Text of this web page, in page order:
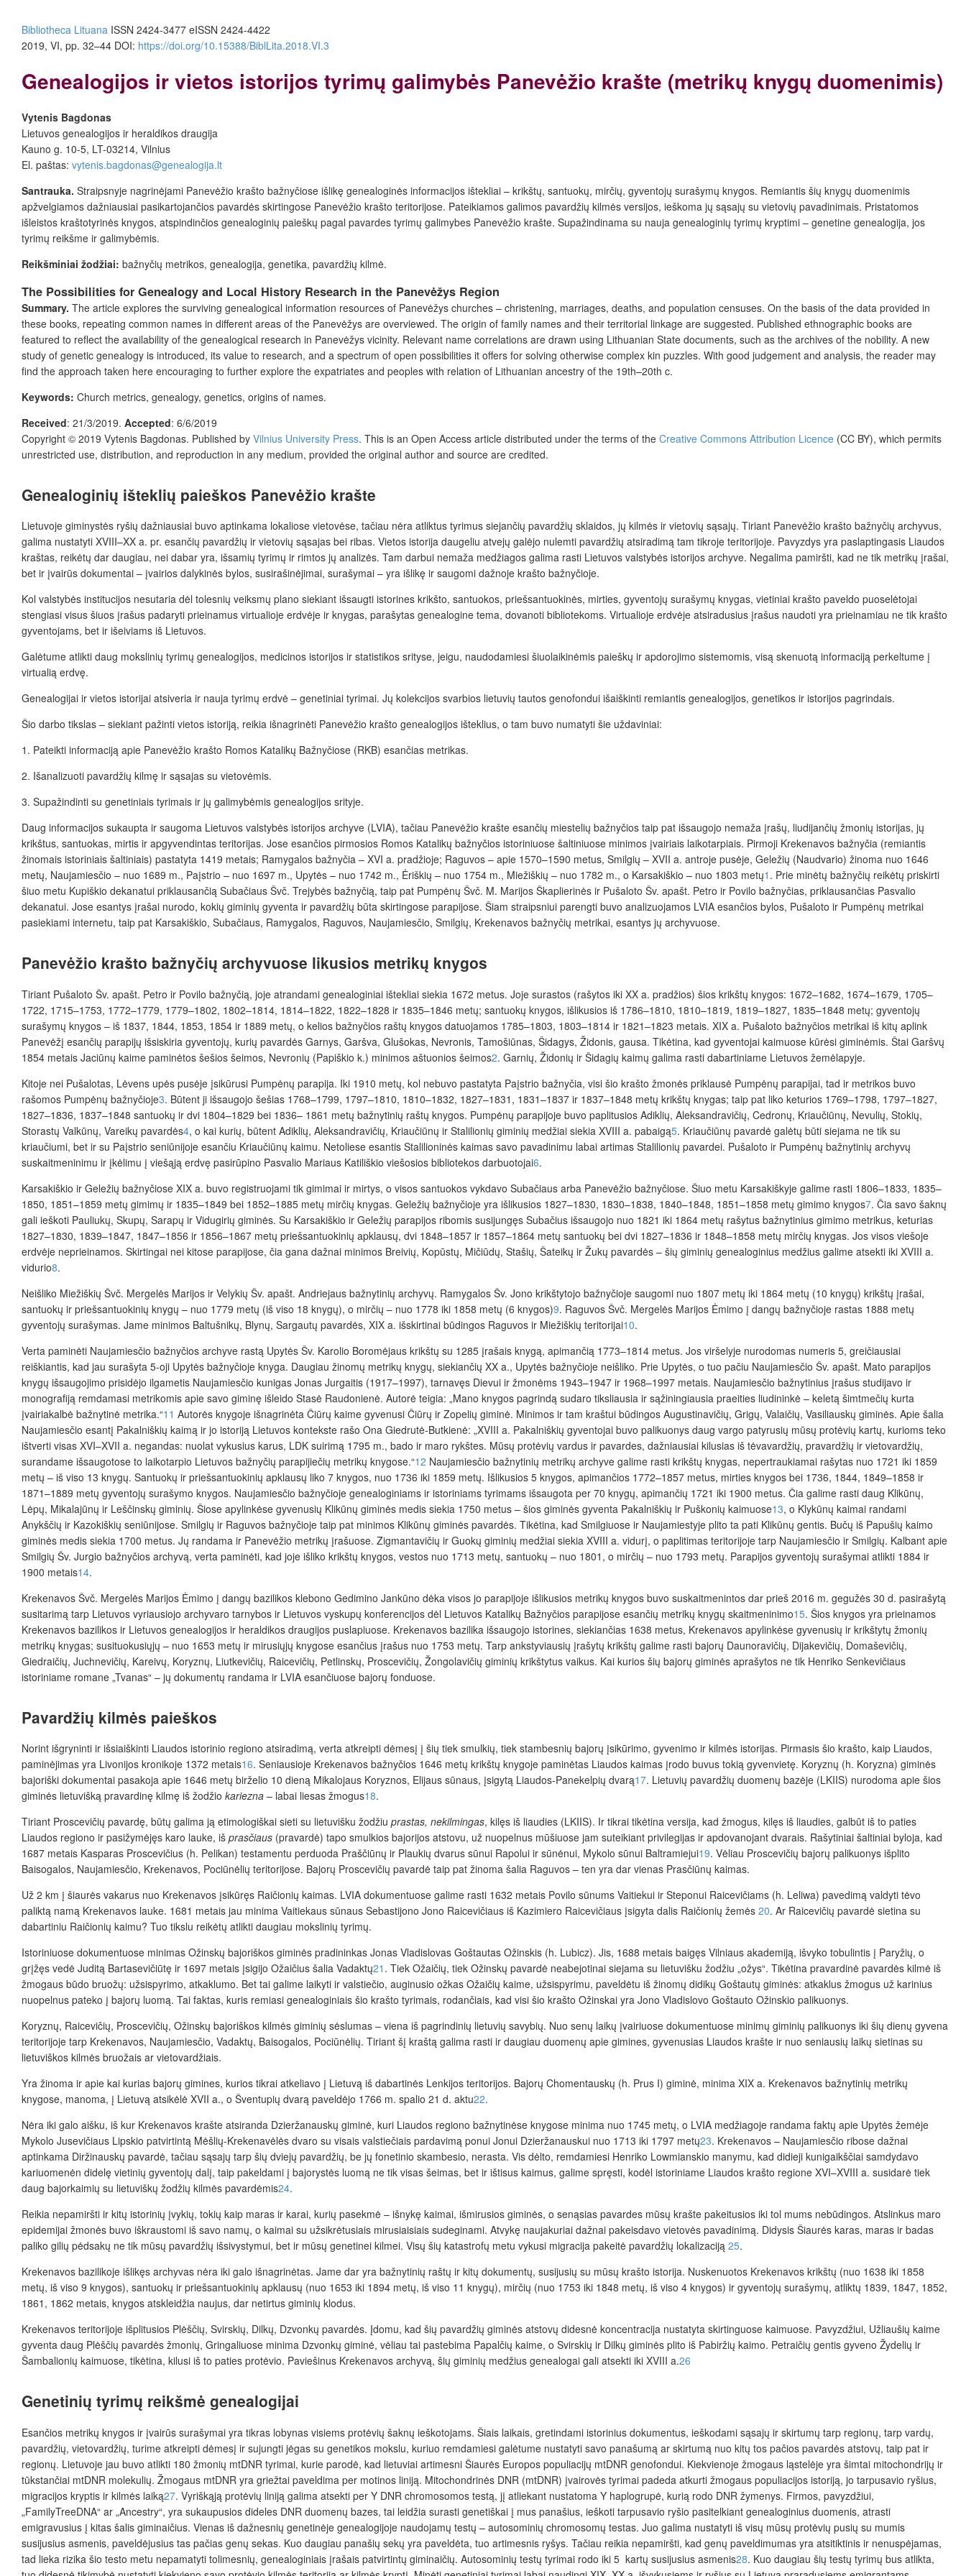
Bibliotheca Lituana ISSN 2424-3477 eISSN 2424-4422
2019, VI, pp. 32–44 DOI: https://doi.org/10.15388/BiblLita.2018.VI.3
Genealogijos ir vietos istorijos tyrimų galimybės Panevėžio krašte (metrikų knygų duomenimis)
Vytenis Bagdonas
Lietuvos genealogijos ir heraldikos draugija
Kauno g. 10-5, LT-03214, Vilnius
El. paštas: vytenis.bagdonas@genealogija.lt
Santrauka. Straipsnyje nagrinėjami Panevėžio krašto bažnyčiose išlikę genealoginės informacijos ištekliai – krikštų, santuokų, mirčių, gyventojų surašymų knygos. Remiantis šių knygų duomenimis
apžvelgiamos dažniausiai pasikartojančios pavardės skirtingose Panevėžio krašto teritorijose. Pateikiamos galimos pavardžių kilmės versijos, ieškoma jų sąsajų su vietovių pavadinimais. Pristatomos
išleistos kraštotyrinės knygos, atspindinčios genealoginių paieškų pagal pavardes tyrimų galimybes Panevėžio krašte. Supažindinama su nauja genealoginių tyrimų kryptimi – genetine genealogija, jos
tyrimų reikšme ir galimybėmis.
Reikšminiai žodžiai: bažnyčių metrikos, genealogija, genetika, pavardžių kilmė.
The Possibilities for Genealogy and Local History Research in the Panevėžys Region
Summary. The article explores the surviving genealogical information resources of Panevėžys churches – christening, marriages, deaths, and population censuses. On the basis of the data provided in
these books, repeating common names in different areas of the Panevėžys are overviewed. The origin of family names and their territorial linkage are suggested. Published ethnographic books are
featured to reflect the availability of the genealogical research in Panevėžys vicinity. Relevant name correlations are drawn using Lithuanian State documents, such as the archives of the nobility. A new
study of genetic genealogy is introduced, its value to research, and a spectrum of open possibilities it offers for solving otherwise complex kin puzzles. With good judgement and analysis, the reader may
find the approach taken here encouraging to further explore the expatriates and peoples with relation of Lithuanian ancestry of the 19th–20th c.
Keywords: Church metrics, genealogy, genetics, origins of names.
Received: 21/3/2019. Accepted: 6/6/2019
Copyright © 2019 Vytenis Bagdonas. Published by Vilnius University Press. This is an Open Access article distributed under the terms of the Creative Commons Attribution Licence (CC BY), which permits
unrestricted use, distribution, and reproduction in any medium, provided the original author and source are credited.
Genealoginių išteklių paieškos Panevėžio krašte
Lietuvoje giminystės ryšių dažniausiai buvo aptinkama lokaliose vietovėse, tačiau nėra atliktus tyrimus siejančių pavardžių sklaidos, jų kilmės ir vietovių sąsajų. Tiriant Panevėžio krašto bažnyčių archyvus,
galima nustatyti XVIII–XX a. pr. esančių pavardžių ir vietovių sąsajas bei ribas. Vietos istorija daugeliu atvejų galėjo nulemti pavardžių atsiradimą tam tikroje teritorijoje. Pavyzdys yra paslaptingasis Liaudos
kraštas, reikėtų dar daugiau, nei dabar yra, išsamių tyrimų ir rimtos jų analizės. Tam darbui nemaža medžiagos galima rasti Lietuvos valstybės istorijos archyve. Negalima pamiršti, kad ne tik metrikų įrašai,
bet ir įvairūs dokumentai – įvairios dalykinės bylos, susirašinėjimai, surašymai – yra išlikę ir saugomi dažnoje krašto bažnyčioje.
Kol valstybės institucijos nesutaria dėl tolesnių veiksmų plano siekiant išsaugti istorines krikšto, santuokos, priešsantuokinės, mirties, gyventojų surašymų knygas, vietiniai krašto paveldo puoselėtojai
stengiasi visus šiuos įrašus padaryti prieinamus virtualioje erdvėje ir knygas, parašytas genealogine tema, dovanoti bibliotekoms. Virtualioje erdvėje atsiradusius įrašus naudoti yra prieinamiau ne tik krašto
gyventojams, bet ir išeiviams iš Lietuvos.
Galėtume atlikti daug mokslinių tyrimų genealogijos, medicinos istorijos ir statistikos srityse, jeigu, naudodamiesi šiuolaikinėmis paieškų ir apdorojimo sistemomis, visą skenuotą informaciją perkeltume į
virtualią erdvę.
Genealogijai ir vietos istorijai atsiveria ir nauja tyrimų erdvė – genetiniai tyrimai. Jų kolekcijos svarbios lietuvių tautos genofondui išaiškinti remiantis genealogijos, genetikos ir istorijos pagrindais.
Šio darbo tikslas – siekiant pažinti vietos istoriją, reikia išnagrinėti Panevėžio krašto genealogijos išteklius, o tam buvo numatyti šie uždaviniai:
1. Pateikti informaciją apie Panevėžio krašto Romos Katalikų Bažnyčiose (RKB) esančias metrikas.
2. Išanalizuoti pavardžių kilmę ir sąsajas su vietovėmis.
3. Supažindinti su genetiniais tyrimais ir jų galimybėmis genealogijos srityje.
Daug informacijos sukaupta ir saugoma Lietuvos valstybės istorijos archyve (LVIA), tačiau Panevėžio krašte esančių miestelių bažnyčios taip pat išsaugojo nemaža įrašų, liudijančių žmonių istorijas, jų
krikštus, santuokas, mirtis ir apgyvendintas teritorijas. Jose esančios pirmosios Romos Katalikų bažnyčios istoriniuose šaltiniuose minimos įvairiais laikotarpiais. Pirmoji Krekenavos bažnyčia (remiantis
žinomais istoriniais šaltiniais) pastatyta 1419 metais; Ramygalos bažnyčia – XVI a. pradžioje; Raguvos – apie 1570–1590 metus, Smilgių – XVII a. antroje pusėje, Geležių (Naudvario) žinoma nuo 1646
metų, Naujamiesčio – nuo 1689 m., Paįstrio – nuo 1697 m., Upytės – nuo 1742 m., Ėriškių – nuo 1754 m., Miežiškių – nuo 1782 m., o Karsakiškio – nuo 1803 metų1 . Prie minėtų bažnyčių reikėtų priskirti
šiuo metu Kupiškio dekanatui priklausančią Subačiaus Švč. Trejybės bažnyčią, taip pat Pumpėnų Švč. M. Marijos Škaplierinės ir Pušaloto Šv. apašt. Petro ir Povilo bažnyčias, priklausančias Pasvalio
dekanatui. Jose esantys įrašai nurodo, kokių giminių gyventa ir pavardžių būta skirtingose parapijose. Šiam straipsniui parengti buvo analizuojamos LVIA esančios bylos, Pušaloto ir Pumpėnų metrikai
pasiekiami internetu, taip pat Karsakiškio, Subačiaus, Ramygalos, Raguvos, Naujamiesčio, Smilgių, Krekenavos bažnyčių metrikai, esantys jų archyvuose.
Panevėžio krašto bažnyčių archyvuose likusios metrikų knygos
Tiriant Pušaloto Šv. apašt. Petro ir Povilo bažnyčią, joje atrandami genealoginiai ištekliai siekia 1672 metus. Joje surastos (rašytos iki XX a. pradžios) šios krikštų knygos: 1672–1682, 1674–1679, 1705–
1722, 1715–1753, 1772–1779, 1779–1802, 1802–1814, 1814–1822, 1822–1828 ir 1835–1846 metų; santuokų knygos, išlikusios iš 1786–1810, 1810–1819, 1819–1827, 1835–1848 metų; gyventojų
surašymų knygos – iš 1837, 1844, 1853, 1854 ir 1889 metų, o kelios bažnyčios raštų knygos datuojamos 1785–1803, 1803–1814 ir 1821–1823 metais. XIX a. Pušaloto bažnyčios metrikai iš kitų aplink
Panevėžį esančių parapijų išsiskiria gyventojų, kurių pavardės Garnys, Garšva, Glušokas, Nevronis, Tamošiūnas, Šidagys, Židonis, gausa. Tikėtina, kad gyventojai kaimuose kūrėsi giminėmis. Štai Garšvų
1854 metais Jaciūnų kaime paminėtos šešios šeimos, Nevronių (Papiškio k.) minimos aštuonios šeimos2. Garnių, Židonių ir Šidagių kaimų galima rasti dabartiniame Lietuvos žemėlapyje.
Kitoje nei Pušalotas, Lėvens upės pusėje įsikūrusi Pumpėnų parapija. Iki 1910 metų, kol nebuvo pastatyta Paįstrio bažnyčia, visi šio krašto žmonės priklausė Pumpėnų parapijai, tad ir metrikos buvo
rašomos Pumpėnų bažnyčioje3. Būtent ji išsaugojo šešias 1768–1799, 1797–1810, 1810–1832, 1827–1831, 1831–1837 ir 1837–1848 metų krikštų knygas; taip pat liko keturios 1769–1798, 1797–1827,
1827–1836, 1837–1848 santuokų ir dvi 1804–1829 bei 1836– 1861 metų bažnytinių raštų knygos. Pumpėnų parapijoje buvo paplitusios Adiklių, Aleksandravičių, Cedronų, Kriaučiūnų, Nevulių, Stokių,
Storastų Valkūnų, Vareikų pavardės4, o kai kurių, būtent Adiklių, Aleksandravičių, Kriaučiūnų ir Stalilionių giminių medžiai siekia XVIII a. pabaigą5. Kriaučiūnų pavardė galėtų būti siejama ne tik su
kriaučiumi, bet ir su Paįstrio seniūnijoje esančiu Kriaučiūnų kaimu. Netoliese esantis Stalilioninės kaimas savo pavadinimu labai artimas Stalilionių pavardei. Pušaloto ir Pumpėnų bažnytinių archyvų
suskaitmeninimu ir įkėlimu į viešąją erdvę pasirūpino Pasvalio Mariaus Katiliškio viešosios bibliotekos darbuotojai6.
Karsakiškio ir Geležių bažnyčiose XIX a. buvo registruojami tik gimimai ir mirtys, o visos santuokos vykdavo Subačiaus arba Panevėžio bažnyčiose. Šiuo metu Karsakiškyje galime rasti 1806–1833, 1835–
1850, 1851–1859 metų gimimų ir 1835–1849 bei 1852–1885 metų mirčių knygas. Geležių bažnyčioje yra išlikusios 1827–1830, 1830–1838, 1840–1848, 1851–1858 metų gimimo knygos7. Čia savo šaknų
gali ieškoti Pauliukų, Skupų, Sarapų ir Vidugirių giminės. Su Karsakiškio ir Geležių parapijos ribomis susijungęs Subačius išsaugojo nuo 1821 iki 1864 metų rašytus bažnytinius gimimo metrikus, keturias
1827–1830, 1839–1847, 1847–1856 ir 1856–1867 metų priešsantuokinių apklausų, dvi 1848–1857 ir 1857–1864 metų santuokų bei dvi 1827–1836 ir 1848–1858 metų mirčių knygas. Jos visos viešoje
erdvėje neprieinamos. Skirtingai nei kitose parapijose, čia gana dažnai minimos Breivių, Kopūstų, Mičiūdų, Stašių, Šateikų ir Žukų pavardės – šių giminių genealoginius medžius galime atsekti iki XVIII a.
vidurio8.
Neišliko Miežiškių Švč. Mergelės Marijos ir Velykių Šv. apašt. Andriejaus bažnytinių archyvų. Ramygalos Šv. Jono krikštytojo bažnyčioje saugomi nuo 1807 metų iki 1864 metų (10 knygų) krikštų įrašai,
santuokų ir priešsantuokinių knygų – nuo 1779 metų (iš viso 18 knygų), o mirčių – nuo 1778 iki 1858 metų (6 knygos)9. Raguvos Švč. Mergelės Marijos Ėmimo į dangų bažnyčioje rastas 1888 metų
gyventojų surašymas. Jame minimos Baltušnikų, Blynų, Sargautų pavardės, XIX a. išskirtinai būdingos Raguvos ir Miežiškių teritorijai10.
Verta paminėti Naujamiesčio bažnyčios archyve rastą Upytės Šv. Karolio Boromėjaus krikštų su 1285 įrašais knygą, apimančią 1773–1814 metus. Jos viršelyje nurodomas numeris 5, greičiausiai
reiškiantis, kad jau surašyta 5-oji Upytės bažnyčioje knyga. Daugiau žinomų metrikų knygų, siekiančių XX a., Upytės bažnyčioje neišliko. Prie Upytės, o tuo pačiu Naujamiesčio Šv. apašt. Mato parapijos
knygų išsaugojimo prisidėjo ilgametis Naujamiesčio kunigas Jonas Jurgaitis (1917–1997), tarnavęs Dievui ir žmonėms 1943–1947 ir 1968–1997 metais. Naujamiesčio bažnytinius įrašus studijavo ir
monografiją remdamasi metrikomis apie savo giminę išleido Stasė Raudonienė. Autorė teigia: „Mano knygos pagrindą sudaro tiksliausia ir sąžiningiausia praeities liudininkė – keletą šimtmečių kurta
įvairiakalbė bažnytinė metrika.“11 Autorės knygoje išnagrinėta Čiūrų kaime gyvenusi Čiūrų ir Zopelių giminė. Minimos ir tam kraštui būdingos Augustinavičių, Grigų, Valaičių, Vasiliauskų giminės. Apie šalia
Naujamiesčio esantį Pakalniškių kaimą ir jo istoriją Lietuvos kontekste rašo Ona Giedrutė-Butkienė: „XVIII a. Pakalniškių gyventojai buvo palikuonys daug vargo patyrusių mūsų protėvių kartų, kurioms teko
ištverti visas XVI–XVII a. negandas: nuolat vykusius karus, LDK suirimą 1795 m., bado ir maro rykštes. Mūsų protėvių vardus ir pavardes, dažniausiai kilusias iš tėvavardžių, pravardžių ir vietovardžių,
surandame išsaugotose to laikotarpio Lietuvos bažnyčių parapijiečių metrikų knygose.“12 Naujamiesčio bažnytinių metrikų archyve galime rasti krikštų knygas, nepertraukiamai rašytas nuo 1721 iki 1859
metų – iš viso 13 knygų. Santuokų ir priešsantuokinių apklausų liko 7 knygos, nuo 1736 iki 1859 metų. Išlikusios 5 knygos, apimančios 1772–1857 metus, mirties knygos bei 1736, 1844, 1849–1858 ir
1871–1889 metų gyventojų surašymo knygos. Naujamiesčio bažnyčioje genealoginiams ir istoriniams tyrimams išsaugota per 70 knygų, apimančių 1721 iki 1900 metus. Čia galime rasti daug Klikūnų,
Lėpų, Mikalajūnų ir Leščinskų giminių. Šiose apylinkėse gyvenusių Klikūnų giminės medis siekia 1750 metus – šios giminės gyventa Pakalniškių ir Puškonių kaimuose13, o Klykūnų kaimai randami
Anykščių ir Kazokiškių seniūnijose. Smilgių ir Raguvos bažnyčioje taip pat minimos Klikūnų giminės pavardės. Tikėtina, kad Smilgiuose ir Naujamiestyje plito ta pati Klikūnų gentis. Bučų iš Papušių kaimo
giminės medis siekia 1700 metus. Jų randama ir Panevėžio metrikų įrašuose. Zigmantavičių ir Guokų giminių medžiai siekia XVIII a. vidurį, o paplitimas teritorijoje tarp Naujamiesčio ir Smilgių. Kalbant apie
Smilgių Šv. Jurgio bažnyčios archyvą, verta paminėti, kad joje išliko krikštų knygos, vestos nuo 1713 metų, santuokų – nuo 1801, o mirčių – nuo 1793 metų. Parapijos gyventojų surašymai atlikti 1884 ir
1900 metais14.
Krekenavos Švč. Mergelės Marijos Ėmimo į dangų bazilikos klebono Gedimino Jankūno dėka visos jo parapijoje išlikusios metrikų knygos buvo suskaitmenintos dar prieš 2016 m. gegužės 30 d. pasirašytą
susitarimą tarp Lietuvos vyriausiojo archyvaro tarnybos ir Lietuvos vyskupų konferencijos dėl Lietuvos Katalikų Bažnyčios parapijose esančių metrikų knygų skaitmeninimo15. Šios knygos yra prieinamos
Krekenavos bazilikos ir Lietuvos genealogijos ir heraldikos draugijos puslapiuose. Krekenavos bazilika išsaugojo istorines, siekiančias 1638 metus, Krekenavos apylinkėse gyvenusių ir krikštytų žmonių
metrikų knygas; susituokusiųjų – nuo 1653 metų ir mirusiųjų knygose esančius įrašus nuo 1753 metų. Tarp ankstyviausių įrašytų krikštų galime rasti bajorų Daunoravičių, Dijakevičių, Domaševičių,
Giedraičių, Juchnevičių, Kareivų, Koryznų, Liutkevičių, Raicevičių, Petlinskų, Proscevičių, Žongolavičių giminių krikštytus vaikus. Kai kurios šių bajorų giminės aprašytos ne tik Henriko Senkevičiaus
istoriniame romane „Tvanas“ – jų dokumentų randama ir LVIA esančiuose bajorų fonduose.
Pavardžių kilmės paieškos
Norint išgryninti ir išsiaiškinti Liaudos istorinio regiono atsiradimą, verta atkreipti dėmesį į šių tiek smulkių, tiek stambesnių bajorų įsikūrimo, gyvenimo ir kilmės istorijas. Pirmasis šio krašto, kaip Liaudos,
paminėjimas yra Livonijos kronikoje 1372 metais16. Seniausioje Krekenavos bažnyčios 1646 metų krikštų knygoje paminėtas Liaudos kaimas įrodo buvus tokią gyvenvietę. Koryznų (h. Koryzna) giminės
bajoriški dokumentai pasakoja apie 1646 metų birželio 10 dieną Mikalojaus Koryznos, Elijaus sūnaus, įsigytą Liaudos-Panekelpių dvarą17. Lietuvių pavardžių duomenų bazėje (LKIIS) nurodoma apie šios
giminės lietuvišką pravardinę kilmę iš žodžio kariezna – labai liesas žmogus18.
Tiriant Proscevičių pavardę, būtų galima ją etimologiškai sieti su lietuvišku žodžiu prastas, nekilmingas, kilęs iš liaudies (LKIIS). Ir tikrai tikėtina versija, kad žmogus, kilęs iš liaudies, galbūt iš to paties
Liaudos regiono ir pasižymėjęs karo lauke, iš prasčiaus (pravardė) tapo smulkios bajorijos atstovu, už nuopelnus mūšiuose jam suteikiant privilegijas ir apdovanojant dvarais. Rašytiniai šaltiniai byloja, kad
1687 metais Kasparas Proscevičius (h. Pelikan) testamentu perduoda Praščiūnų ir Plaukių dvarus sūnui Rapolui ir sūnėnui, Mykolo sūnui Baltramiejui19. Vėliau Proscevičių bajorų palikuonys išplito
Baisogalos, Naujamiesčio, Krekenavos, Pociūnėlių teritorijose. Bajorų Proscevičių pavardė taip pat žinoma šalia Raguvos – ten yra dar vienas Prasčiūnų kaimas.
Už 2 km į šiaurės vakarus nuo Krekenavos įsikūręs Raičionių kaimas. LVIA dokumentuose galime rasti 1632 metais Povilo sūnums Vaitiekui ir Steponui Raicevičiams (h. Leliwa) pavedimą valdyti tėvo
paliktą namą Krekenavos lauke. 1681 metais jau minima Vaitiekaus sūnaus Sebastijono Jono Raicevičiaus iš Kazimiero Raicevičiaus įsigyta dalis Raičionių žemės 20. Ar Raicevičių pavardė sietina su
dabartiniu Raičionių kaimu? Tuo tikslu reikėtų atlikti daugiau mokslinių tyrimų.
Istoriniuose dokumentuose minimas Ožinskų bajoriškos giminės pradininkas Jonas Vladislovas Goštautas Ožinskis (h. Lubicz). Jis, 1688 metais baigęs Vilniaus akademiją, išvyko tobulintis į Paryžių, o
grįžęs vedė Juditą Bartasevičiūtę ir 1697 metais įsigijo Ožaičius šalia Vadaktų21 . Tiek Ožaičių, tiek Ožinskų pavardė neabejotinai siejama su lietuvišku žodžiu „ožys“. Tikėtina pravardinė pavardės kilmė iš
žmogaus būdo bruožų: užsispyrimo, atkaklumo. Bet tai galime laikyti ir valstiečio, auginusio ožkas Ožaičių kaime, užsispyrimu, paveldėtu iš žinomų didikų Goštautų giminės: atkaklus žmogus už karinius
nuopelnus pateko į bajorų luomą. Tai faktas, kuris remiasi genealoginiais šio krašto tyrimais, rodančiais, kad visi šio krašto Ožinskai yra Jono Vladislovo Goštauto Ožinskio palikuonys.
Koryznų, Raicevičių, Proscevičių, Ožinskų bajoriškos kilmės giminių sėslumas – viena iš pagrindinių lietuvių savybių. Nuo senų laikų įvairiuose dokumentuose minimų giminių palikuonys iki šių dienų gyvena
teritorijoje tarp Krekenavos, Naujamiesčio, Vadaktų, Baisogalos, Pociūnėlių. Tiriant šį kraštą galima rasti ir daugiau duomenų apie gimines, gyvenusias Liaudos krašte ir nuo seniausių laikų sietinas su
lietuviškos kilmės bruožais ar vietovardžiais.
Yra žinoma ir apie kai kurias bajorų gimines, kurios tikrai atkeliavo į Lietuvą iš dabartinės Lenkijos teritorijos. Bajorų Chomentauskų (h. Prus I) giminė, minima XIX a. Krekenavos bažnytinių metrikų
knygose, manoma, į Lietuvą atsikėlė XVII a., o Šventupių dvarą paveldėjo 1766 m. spalio 21 d. aktu22.
Nėra iki galo aišku, iš kur Krekenavos krašte atsiranda Dzieržanauskų giminė, kuri Liaudos regiono bažnytinėse knygose minima nuo 1745 metų, o LVIA medžiagoje randama faktų apie Upytės žemėje
Mykolo Jusevičiaus Lipskio patvirtintą Mėšlių-Krekenavėlės dvaro su visais valstiečiais pardavimą ponui Jonui Dzieržanauskui nuo 1713 iki 1797 metų23. Krekenavos – Naujamiesčio ribose dažnai
aptinkama Diržinauskų pavardė, tačiau sąsajų tarp šių dviejų pavardžių, be jų fonetinio skambesio, nerasta. Vis dėlto, remdamiesi Henriko Lowmianskio manymu, kad didieji kunigaikščiai samdydavo
kariuomenėn didelę vietinių gyventojų dalį, taip pakeldami į bajorystės luomą ne tik visas šeimas, bet ir ištisus kaimus, galime spręsti, kodėl istoriniame Liaudos krašto regione XVI–XVIII a. susidarė tiek
daug bajorkaimių su lietuviškų žodžių kilmės pavardėmis24.
Reikia nepamiršti ir kitų istorinių įvykių, tokių kaip maras ir karai, kurių pasekmė – išnykę kaimai, išmirusios giminės, o senąsias pavardes mūsų krašte pakeitusios iki tol mums nebūdingos. Atslinkus maro
epidemijai žmonės buvo iškraustomi iš savo namų, o kaimai su užsikrėtusiais mirusiaisiais sudeginami. Atvykę naujakuriai dažnai pakeisdavo vietovės pavadinimą. Didysis Šiaurės karas, maras ir badas
paliko gilių pėdsakų ne tik mūsų pavardžių išsivystymui, bet ir mūsų genetinei kilmei. Visų šių katastrofų metu vykusi migracija pakeitė pavardžių lokalizaciją 25.
Krekenavos bazilikoje išlikęs archyvas nėra iki galo išnagrinėtas. Jame dar yra bažnytinių raštų ir kitų dokumentų, susijusių su mūsų krašto istorija. Nuskenuotos Krekenavos krikštų (nuo 1638 iki 1858
metų, iš viso 9 knygos), santuokų ir priešsantuokinių apklausų (nuo 1653 iki 1894 metų, iš viso 11 knygų), mirčių (nuo 1753 iki 1848 metų, iš viso 4 knygos) ir gyventojų surašymų, atliktų 1839, 1847, 1852,
1861, 1862 metais, knygos atskleidžia naujus, dar netirtus giminių klodus.
Krekenavos teritorijoje išplitusios Plėščių, Svirskių, Dilkų, Dzvonkų pavardės. Įdomu, kad šių pavardžių giminės atstovų didesnė koncentracija nustatyta skirtinguose kaimuose. Pavyzdžiui, Užliaušių kaime
gyventa daug Plėščių pavardės žmonių, Gringaliuose minima Dzvonkų giminė, vėliau tai pastebima Papalčių kaime, o Svirskių ir Dilkų giminės plito iš Pabiržių kaimo. Petraičių gentis gyveno Žydelių ir
Šambalionių kaimuose, tikėtina, kilusi iš to paties protėvio. Paviešinus Krekenavos archyvą, šių giminių medžius genealogai gali atsekti iki XVIII a.26
Genetinių tyrimų reikšmė genealogijai
Esančios metrikų knygos ir įvairūs surašymai yra tikras lobynas visiems protėvių šaknų ieškotojams. Šiais laikais, gretindami istorinius dokumentus, ieškodami sąsajų ir skirtumų tarp regionų, tarp vardų,
pavardžių, vietovardžių, turime atkreipti dėmesį ir sujungti jėgas su genetikos mokslu, kuriuo remdamiesi galėtume nustatyti savo panašumą ar skirtumą nuo kitų tos pačios pavardės atstovų, taip pat ir
regionų. Lietuvoje jau buvo atlikti 180 žmonių mtDNR tyrimai, kurie parodė, kad lietuviai artimesni Šiaurės Europos populiacijų mtDNR genofondui. Kiekvienoje žmogaus ląstelėje yra šimtai mitochondrijų ir
tūkstančiai mtDNR molekulių. Žmogaus mtDNR yra griežtai paveldima per motinos liniją. Mitochondrinės DNR (mtDNR) įvairovės tyrimai padeda atkurti žmogaus populiacijos istoriją, jo tarpusavio ryšius,
migracijos kryptis ir kilmės laiką27. Vyriškąją protėvių liniją galima atsekti per Y DNR chromosomos testą, jį atliekant nustatoma Y haplogrupė, kurią rodo DNR žymenys. Firmos, pavyzdžiui,
„FamilyTreeDNA“ ar „Ancestry“, yra sukaupusios dideles DNR duomenų bazes, tai leidžia surasti genetiškai į mus panašius, ieškoti tarpusavio ryšio pasitelkiant genealoginius duomenis, atrasti
emigravusius į kitas šalis giminaičius. Vienas iš dažnesnių genetinėje genealogijoje naudojamų testų – autosominių chromosomų testas. Juo galima nustatyti iš visų mūsų protėvių pusių su mumis
susijusius asmenis, paveldėjusius tas pačias genų sekas. Kuo daugiau panašių sekų yra paveldėta, tuo artimesnis ryšys. Tačiau reikia nepamiršti, kad genų paveldimumas yra atsitiktinis ir nenuspėjamas,
tad lieka rizika šio testo metu nepamatyti tolimesnių, genealoginiais įrašais patvirtintų giminaičių. Autosominių testų tyrimai rodo iki 5 kartų susijusius asmenis28. Kuo daugiau šių testų tyrimų bus atlikta,